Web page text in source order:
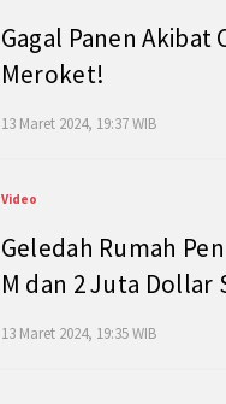
Gagal Panen Akibat
Meroket!
13 Maret 2024, 19:37 WIB
Video
Geledah Rumah
M dan 2 Juta Dollar
13 Maret 2024, 19:35 WIB